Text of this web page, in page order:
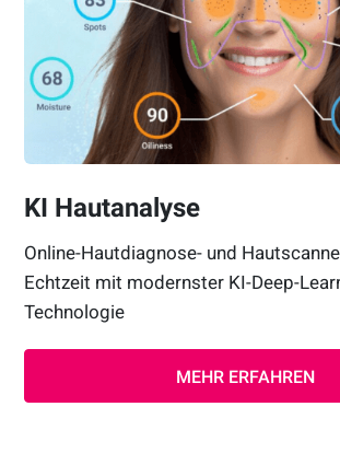
KI Hautanalyse
Online-Hautdiagnose- und
Echtzeit mit modernster KI-Deep-
Technologie
MEHR ERFAHREN